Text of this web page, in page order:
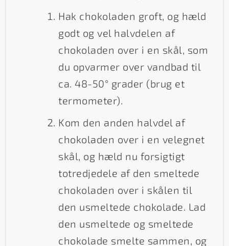
Hak chokoladen groft, og hæld
godt og vel halvdelen af
chokoladen over i en skål, som
du opvarmer over vandbad til
ca. 48-50° grader (brug et
termometer).
Kom den anden halvdel af
chokoladen over i en velegnet
skål, og hæld nu forsigtigt
totredjedele af den smeltede
chokoladen over i skålen til
den usmeltede chokolade. Lad
den usmeltede og smeltede
chokolade smelte sammen, og